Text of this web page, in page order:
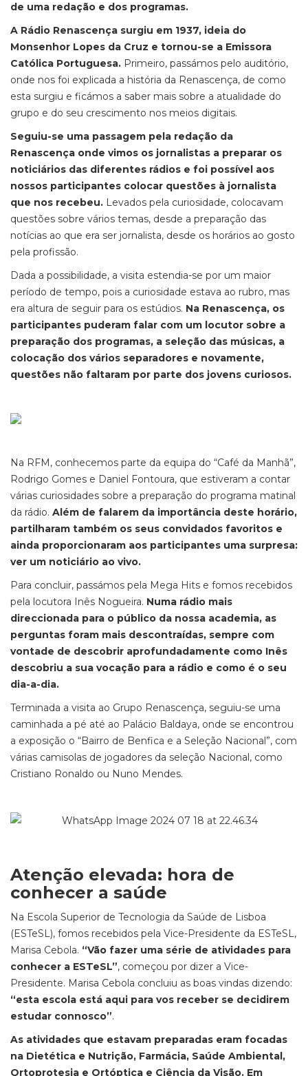
de uma redação e dos programas.
A Rádio Renascença surgiu em 1937, ideia do
Monsenhor Lopes da Cruz e tornou-se a Emissora
Católica Portuguesa. Primeiro, passámos pelo auditório,
onde nos foi explicada a história da Renascença, de como
esta surgiu e ficámos a saber mais sobre a atualidade do
grupo e do seu crescimento nos meios digitais.
Seguiu-se uma passagem pela redação da
Renascença onde vimos os jornalistas a preparar os
noticiários das diferentes rádios e foi possível aos
nossos participantes colocar questões à jornalista
que nos recebeu. Levados pela curiosidade, colocavam
questões sobre vários temas, desde a preparação das
notícias ao que era ser jornalista, desde os horários ao gosto
pela profissão.
Dada a possibilidade, a visita estendia-se por um maior
período de tempo, pois a curiosidade estava ao rubro, mas
era altura de seguir para os estúdios. Na Renascença, os
participantes puderam falar com um locutor sobre a
preparação dos programas, a seleção das músicas, a
colocação dos vários separadores e novamente,
questões não faltaram por parte dos jovens curiosos.
Na RFM, conhecemos parte da equipa do “Café da Manhã”,
Rodrigo Gomes e Daniel Fontoura, que estiveram a contar
várias curiosidades sobre a preparação do programa matinal
da rádio. Além de falarem da importância deste horário,
partilharam também os seus convidados favoritos e
ainda proporcionaram aos participantes uma surpresa:
ver um noticiário ao vivo.
Para concluir, passámos pela Mega Hits e fomos recebidos
pela locutora Inês Nogueira. Numa rádio mais
direccionada para o público da nossa academia, as
perguntas foram mais descontraídas, sempre com
vontade de descobrir aprofundadamente como Inês
descobriu a sua vocação para a rádio e como é o seu
dia-a-dia.
Terminada a visita ao Grupo Renascença, seguiu-se uma
caminhada a pé até ao Palácio Baldaya, onde se encontrou
a exposição o “Bairro de Benfica e a Seleção Nacional”, com
várias camisolas de jogadores da seleção Nacional, como
Cristiano Ronaldo ou Nuno Mendes.
Atenção elevada: hora de
conhecer a saúde
Na Escola Superior de Tecnologia da Saúde de Lisboa
(ESTeSL), fomos recebidos pela Vice-Presidente da ESTeSL,
Marisa Cebola. “Vão fazer uma série de atividades para
conhecer a ESTeSL”, começou por dizer a Vice-
Presidente. Marisa Cebola concluiu as boas vindas dizendo:
“esta escola está aqui para vos receber se decidirem
estudar connosco”.
As atividades que estavam preparadas eram focadas
na Dietética e Nutrição, Farmácia, Saúde Ambiental,
Ortoprotesia e Ortóptica e Ciência da Visão. Em